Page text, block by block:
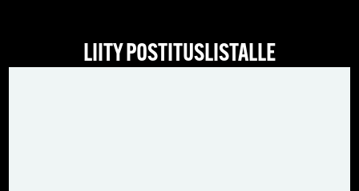
LIITY POSTITUSLISTALLE